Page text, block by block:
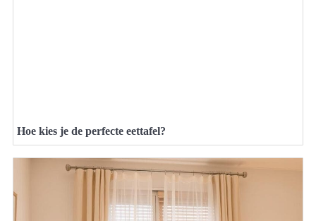
Hoe kies je de perfecte eettafel?